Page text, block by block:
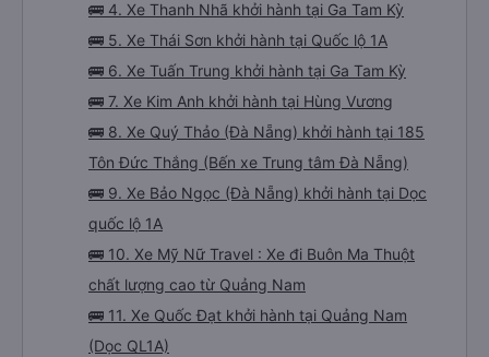
🚌 4. Xe Thanh Nhã khởi hành tại Ga Tam Kỳ
🚌 5. Xe Thái Sơn khởi hành tại Quốc lộ 1A
🚌 6. Xe Tuấn Trung khởi hành tại Ga Tam Kỳ
🚌 7. Xe Kim Anh khởi hành tại Hùng Vương
🚌 8. Xe Quý Thảo (Đà Nẵng) khởi hành tại 185
Tôn Đức Thắng (Bến xe Trung tâm Đà Nẵng)
🚌 9. Xe Bảo Ngọc (Đà Nẵng) khởi hành tại Dọc
quốc lộ 1A
🚌 10. Xe Mỹ Nữ Travel : Xe đi Buôn Ma Thuột
chất lượng cao từ Quảng Nam
🚌 11. Xe Quốc Đạt khởi hành tại Quảng Nam
(Dọc QL1A)